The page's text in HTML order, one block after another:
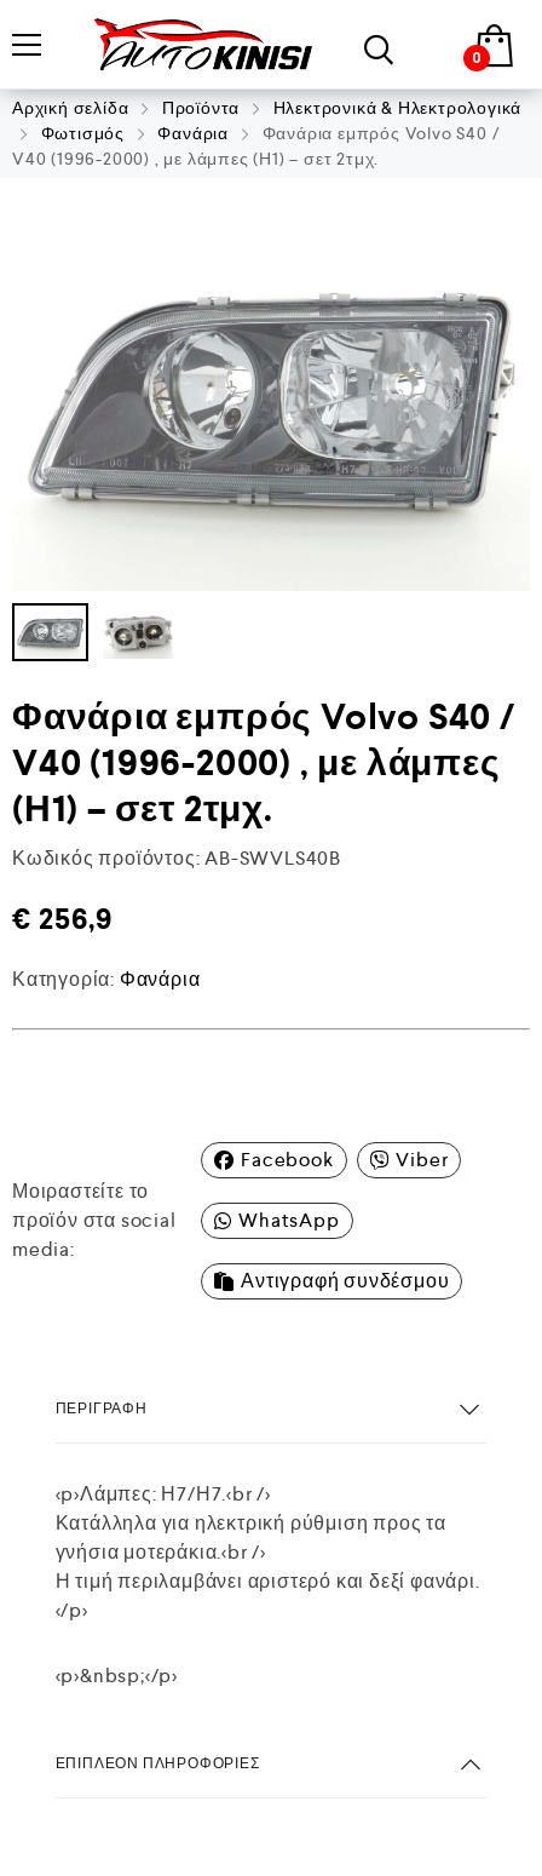
0
Αρχική σελίδα Προϊόντα
Ηλεκτρονικά & Ηλεκτρολογικά
Φωτισμός
Φανάρια
Φανάρια εμπρός Volvo S40 /
V40 (1996-2000) , με λάμπες (Η1) – σετ 2τμχ.
Φανάρια εμπρός Volvo S40 /
V40 (1996-2000) , με λάμπες
(Η1) – σετ 2τμχ.
Κωδικός προϊόντος: AB-SWVLS40B
€ 256,9
Κατηγορία: Φανάρια
Μοιραστείτε το
προϊόν στα social
media:
Facebook Viber
WhatsApp
Αντιγραφή συνδέσμου
ΠΕΡΙΓΡΑΦΉ
<p>Λάμπες: Η7/Η7.<br />
Κατάλληλα για ηλεκτρική ρύθμιση προς τα
γνήσια μοτεράκια.<br />
Η τιμή περιλαμβάνει αριστερό και δεξί φανάρι.
</p>
<p>&nbsp;</p>
ΕΠΙΠΛΈΟΝ ΠΛΗΡΟΦΟΡΊΕΣ